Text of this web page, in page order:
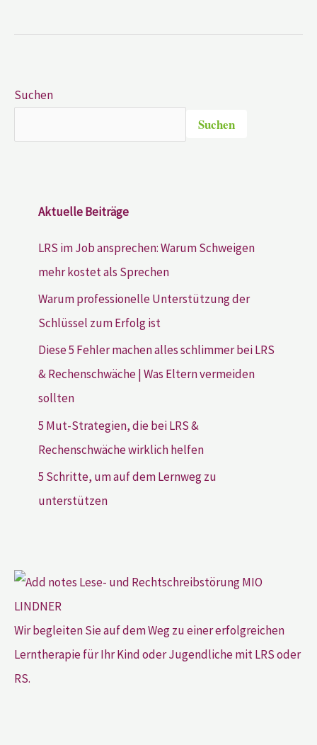
Suchen
Suchen
Aktuelle Beiträge
LRS im Job ansprechen: Warum Schweigen
mehr kostet als Sprechen
Warum professionelle Unterstützung der
Schlüssel zum Erfolg ist
Diese 5 Fehler machen alles schlimmer bei LRS
& Rechenschwäche | Was Eltern vermeiden
sollten
5 Mut-Strategien, die bei LRS &
Rechenschwäche wirklich helfen
5 Schritte, um auf dem Lernweg zu
unterstützen
Wir begleiten Sie auf dem Weg zu einer erfolgreichen
Lerntherapie für Ihr Kind oder Jugendliche mit LRS oder
RS.